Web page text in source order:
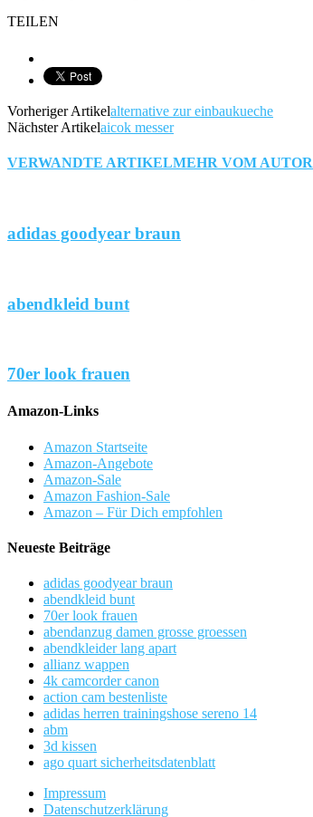
TEILEN
Vorheriger Artikelalternative zur einbaukueche
Nächster Artikelaicok messer
VERWANDTE ARTIKELMEHR VOM AUTOR
adidas goodyear braun
abendkleid bunt
70er look frauen
Amazon-Links
Amazon Startseite
Amazon-Angebote
Amazon-Sale
Amazon Fashion-Sale
Amazon – Für Dich empfohlen
Neueste Beiträge
adidas goodyear braun
abendkleid bunt
70er look frauen
abendanzug damen grosse groessen
abendkleider lang apart
allianz wappen
4k camcorder canon
action cam bestenliste
adidas herren trainingshose sereno 14
abm
3d kissen
ago quart sicherheitsdatenblatt
Impressum
Datenschutzerklärung